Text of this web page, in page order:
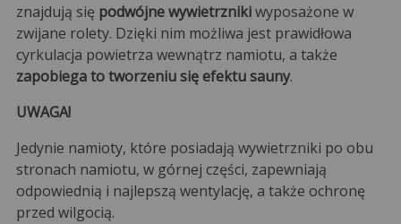
znajdują się podwójne wywietrznikiwyposażone w
zwijane rolety. Dzięki nim możliwa jest prawidłowa
cyrkulacja powietrza wewnątrz namiotu, a także
zapobiega to tworzeniu się efektu sauny.
UWAGA!
Jedynie namioty, które posiadają wywietrzniki po obu
stronach namiotu, w górnej części, zapewniają
odpowiednią i najlepszą wentylację, a także ochronę
przed wilgocią.